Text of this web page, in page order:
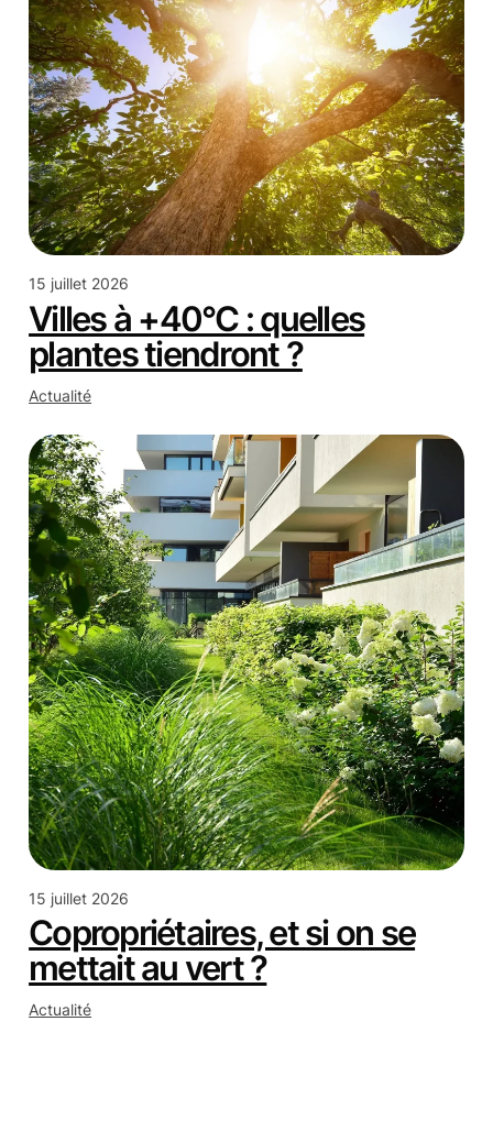
15 juillet 2026
Villes à +40°C : quelles
plantes tiendront ?
Actualité
15 juillet 2026
Copropriétaires, et si on se
mettait au vert ?
Actualité